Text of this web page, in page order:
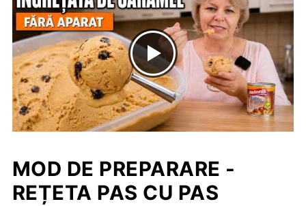
MOD DE PREPARARE -
REȚETA PAS CU PAS